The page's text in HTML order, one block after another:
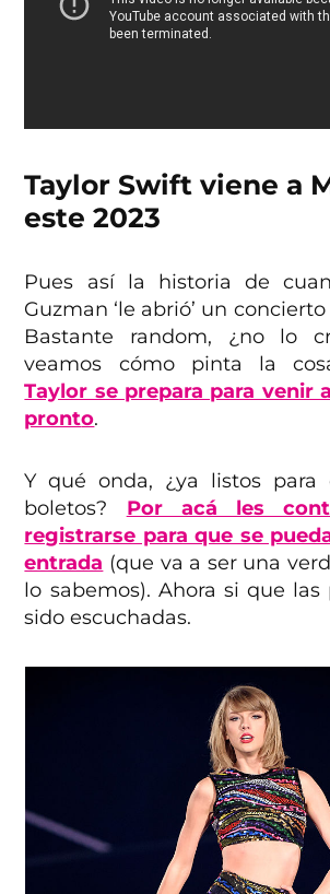
Taylor Swift viene a
este 2023
Pues así la historia de
Guzman ‘le abrió’ un
Bastante random, ¿no lo
veamos cómo pinta la
Taylor se prepara para venir
pronto.
Y qué onda, ¿ya listos para
boletos? Por acá les
registrarse para que se
entrada (que va a ser una
lo sabemos). Ahora si que las
sido escuchadas.